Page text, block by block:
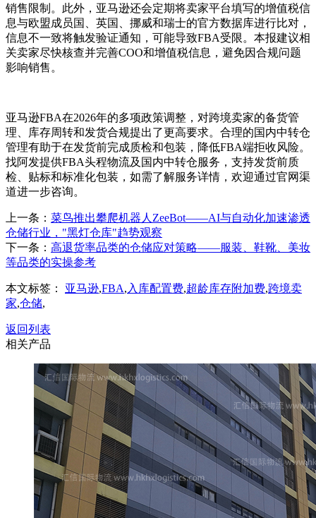
销售限制。此外，亚马逊还会定期将卖家平台填写的增值税信
息与欧盟成员国、英国、挪威和瑞士的官方数据库进行比对，
信息不一致将触发验证通知，可能导致FBA受限。本报建议相
关卖家尽快核查并完善COO和增值税信息，避免因合规问题
影响销售。
亚马逊FBA在2026年的多项政策调整，对跨境卖家的备货管
理、库存周转和发货合规提出了更高要求。合理的国内中转仓
管理有助于在发货前完成质检和包装，降低FBA端拒收风险。
找阿发提供FBA头程物流及国内中转仓服务，支持发货前质
检、贴标和标准化包装，如需了解服务详情，欢迎通过官网渠
道进一步咨询。
上一条： 菜鸟推出攀爬机器人ZeeBot——AI与自动化加速渗透
仓储行业，"黑灯仓库"趋势观察
下一条： 高退货率品类的仓储应对策略——服装、鞋靴、美妆
等品类的实操参考
本文标签： 亚马逊,FBA, 入库配置费,超龄库存附加费,跨境卖
家,仓储,
返回列表
相关产品